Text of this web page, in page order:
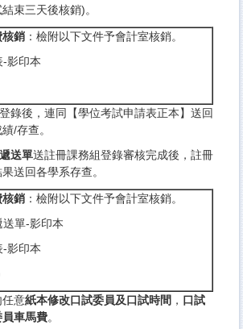
束三天後核銷)。
核銷 ：檢附以下文件予會計室核銷。
-影印本
錄後，連同【學位考試申請表正本】 送回
/存查。
送單送註冊課務組登錄審核完成後， 註冊
送回各學系存查。
核銷 ：檢附以下文件予會計室核銷。
單-影印本
-影印本
任意紙本修改口試委員及口試時間 ， 口試
車馬費。